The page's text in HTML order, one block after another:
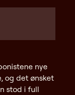
nye
og det ønsket
stod i full